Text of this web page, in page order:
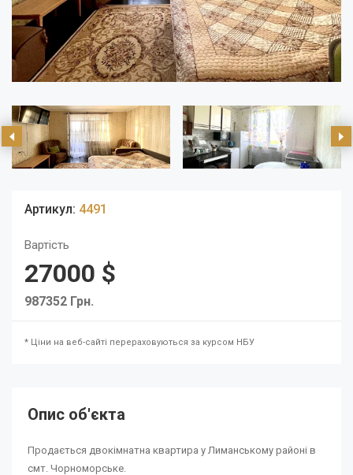
Артикул: 4491
Вартість
27000 $
987352 Грн.
* Ціни на веб-сайті перераховуються за курсом НБУ
Опис об'єкта
Продається двокімнатна квартира у Лиманському районі в
смт. Чорноморське.